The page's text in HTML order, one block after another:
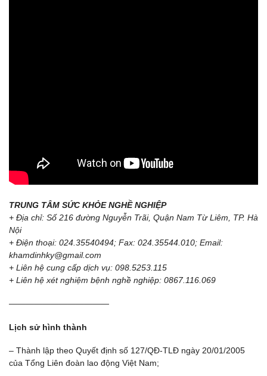
TRUNG TÂM SỨC KHỎE NGHỀ NGHIỆP
+ Địa chỉ: Số 216 đường Nguyễn Trãi, Quận Nam Từ Liêm, TP. Hà
Nội
+ Điện thoại: 024.35540494; Fax: 024.35544.010; Email:
khamdinhky@gmail.com
+ Liên hệ cung cấp dịch vụ: 098.5253.115
+ Liên hệ xét nghiệm bệnh nghề nghiệp: 0867.116.069
————————————
Lịch sử hình thành
– Thành lập theo Quyết định số 127/QĐ-TLĐ ngày 20/01/2005
của Tổng Liên đoàn lao động Việt Nam;